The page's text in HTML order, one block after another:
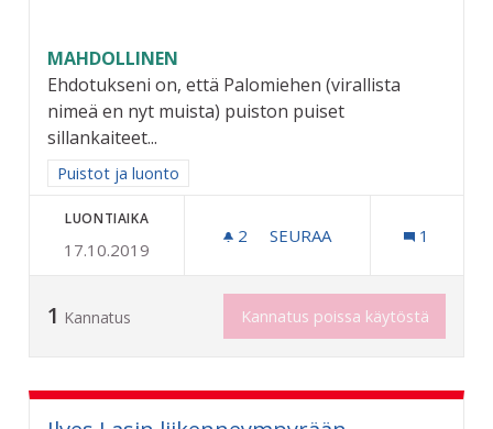
MAHDOLLINEN
Ehdotukseni on, että Palomiehen (virallista
nimeä en nyt muista) puiston puiset
sillankaiteet...
Rajaa tulokset aihepiirin mukaan: Puistot ja luonto
Puistot ja luonto
LUONTIAIKA
17.10.2019
2 2 SEURAAJAA
SEURAA 1
1 Kannatus Kannatus poissa käytöstä